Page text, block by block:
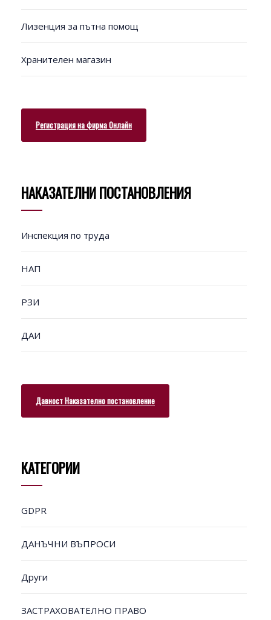
Лизенция за пътна помощ
Хранителен магазин
Регистрация на фирма Онлайн
НАКАЗАТЕЛНИ ПОСТАНОВЛЕНИЯ
Инспекция по труда
НАП
РЗИ
ДАИ
Давност Наказателно постановление
КАТЕГОРИИ
GDPR
ДАНЪЧНИ ВЪПРОСИ
Други
ЗАСТРАХОВАТЕЛНО ПРАВО